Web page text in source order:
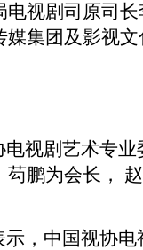
视剧司原司
集团及影视
剧艺术专业
鹏为会长，
中国视协电